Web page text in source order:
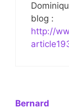
blog :
http://
Bernard